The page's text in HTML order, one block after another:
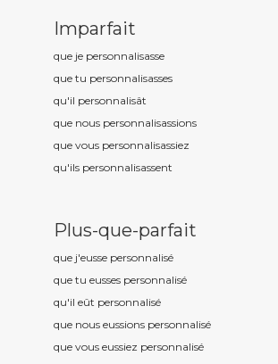
Imparfait
que je personnalisasse
que tu personnalisasses
qu'il personnalisât
que nous personnalisassions
que vous personnalisassiez
qu'ils personnalisassent
Plus-que-parfait
que j'eusse personnalisé
que tu eusses personnalisé
qu'il eût personnalisé
que nous eussions personnalisé
que vous eussiez personnalisé